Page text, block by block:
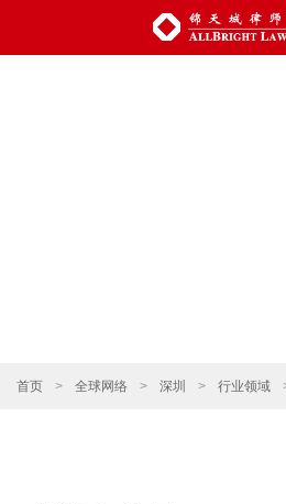
首页 > 全球网络 > 深圳 > 行业领域